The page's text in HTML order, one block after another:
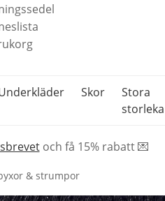
Skor
Stora
och få 15% rabatt 💌
& strumpor